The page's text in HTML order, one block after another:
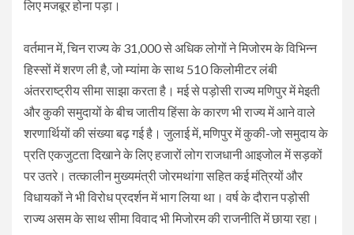
लिए मजबूर होना पड़ा।
वर्तमान में, चिन राज्य के 31,000 से अधिक लोगों ने मिजोरम के विभिन्न
हिस्सों में शरण ली है, जो म्यांमा के साथ 510 किलोमीटर लंबी
अंतरराष्ट्रीय सीमा साझा करता है। मई से पड़ोसी राज्य मणिपुर में मेइती
और कुकी समुदायों के बीच जातीय हिंसा के कारण भी राज्य में आने वाले
शरणार्थियों की संख्या बढ़ गई है। जुलाई में, मणिपुर में कुकी-जो समुदाय के
प्रति एकजुटता दिखाने के लिए हजारों लोग राजधानी आइजोल में सड़कों
पर उतरे। तत्कालीन मुख्यमंत्री जोरमथांगा सहित कई मंत्रियों और
विधायकों ने भी विरोध प्रदर्शन में भाग लिया था। वर्ष के दौरान पड़ोसी
राज्य असम के साथ सीमा विवाद भी मिजोरम की राजनीति में छाया रहा।